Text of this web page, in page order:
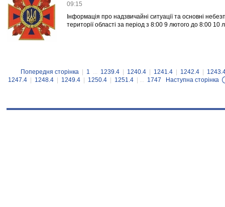
09:15
Інформація про надзвичайні ситуації та основні
території області за період з 8:00 9 лютого до 8:00 10
Попередня сторінка 1 ... 1239.4 1240.4 1241.4 1242.4
1247.4
1248.4 1249.4 1250.4 1251.4 | ... 1747 Наступна сторінка